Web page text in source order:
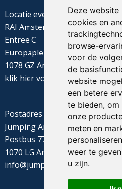
Deze website
cookies en
browse-
voor de
de
website
een betere
te bieden, om
onze
meten en
personaliseren
weer te
u zijn.
Locatie evenement
RAI Amsterdam
Entree C
Europaplein 22
1078 GZ Amsterdam
klik hiervoor de
Postadres
Jumping Amsterdam
Postbus 77655
1070 LG Amsterdam
info@jumpingamsterdam.nl